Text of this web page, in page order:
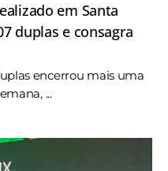
em Santa
duplas e consagra
encerrou mais uma
...